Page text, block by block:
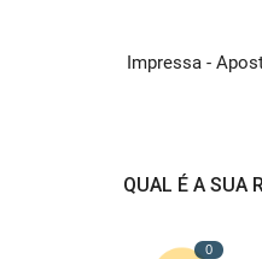
Impressa -
QUAL É A SUA
0